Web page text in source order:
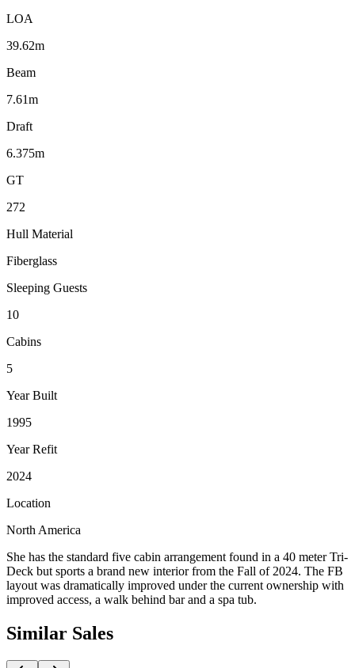
LOA
39.62m
Beam
7.61m
Draft
6.375m
GT
272
Hull Material
Fiberglass
Sleeping Guests
10
Cabins
5
Year Built
1995
Year Refit
2024
Location
North America
She has the standard five cabin arrangement found in a 40 meter Tri-
Deck but sports a brand new interior from the Fall of 2024. The FB
layout was dramatically improved under the current ownership with
improved access, a walk behind bar and a spa tub.
Similar Sales